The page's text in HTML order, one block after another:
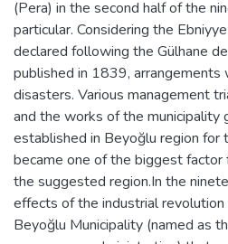
(Pera) in the second half of the
particular. Considering the
declared following the Gülhane
published in 1839,
disasters. Various management
and the works of the municipality
established in Beyoğlu region
became one of the biggest
the suggested region.In the
effects of the industrial
Beyoğlu Municipality (named as